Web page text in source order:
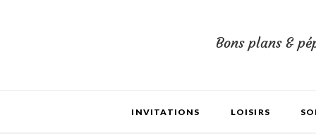
Bons plans &
INVITATIONS LOISIRS